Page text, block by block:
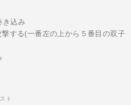
き込み
する(一番左の上から５番目の双子
ト